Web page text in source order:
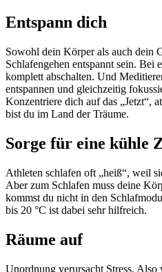
Entspann dich
Sowohl dein Körper als auch dein
Schlafengehen entspannt sein. Bei
komplett abschalten. Und
entspannen und gleichzeitig
Konzentriere dich auf das „Jetzt“,
bist du im Land der Träume.
Sorge für eine kühle
Athleten schlafen oft „heiß“, weil
Aber zum Schlafen muss deine
kommst du nicht in den
bis 20 °C ist dabei sehr hilfreich.
Räume auf
Unordnung verursacht Stress. Also